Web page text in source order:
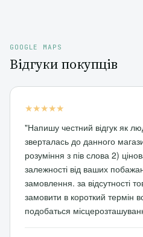
GOOGLE MAPS
Відгуки покупців
★★★★★
"Напишу честний відгук як
зверталась до данного
розуміння з пів слова 2)
залежності від ваших
замовлення. за відсутності
замовити в короткий термін
подобаться